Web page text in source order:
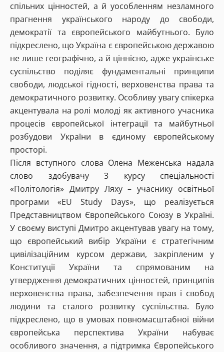
спільних цінностей, а й уособленням незламного
прагнення українського народу до свободи,
демократії та європейського майбутнього. Було
підкреслено, що Україна є європейською державою
не лише географічно, а й ціннісно, адже українське
суспільство поділяє фундаментальні принципи
свободи, людської гідності, верховенства права та
демократичного розвитку. Особливу увагу спікерка
акцентувала на ролі молоді як активного учасника
процесів європейської інтеграції та майбутньої
розбудови України в єдиному європейському
просторі.
Після вступного слова Олена Меженська надала
слово здобувачу 3 курсу спеціальності
«Політологія» Дмитру Ляху – учаснику освітньої
програми «EU Study Days», що реалізується
Представництвом Європейського Союзу в Україні.
У своєму виступі Дмитро акцентував увагу на тому,
що європейський вибір України є стратегічним
цивілізаційним курсом держави, закріпленим у
Конституції України та спрямованим на
утвердження демократичних цінностей, принципів
верховенства права, забезпечення прав і свобод
людини та сталого розвитку суспільства. Було
підкреслено, що в умовах повномасштабної війни
європейська перспектива України набуває
особливого значення, а підтримка Європейського